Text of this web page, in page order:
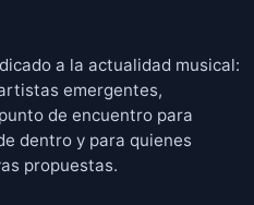
a la actualidad musical:
emergentes,
de encuentro para
dentro y para quienes
propuestas.